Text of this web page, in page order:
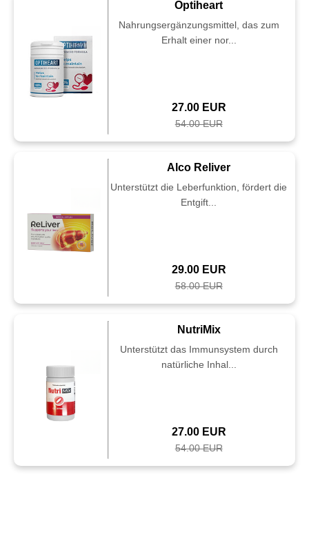
Optiheart
Nahrungsergänzungsmittel, das zum
Erhalt einer nor...
27.00 EUR
54.00 EUR
Alco Reliver
Unterstützt die Leberfunktion, fördert die
Entgift...
29.00 EUR
58.00 EUR
NutriMix
Unterstützt das Immunsystem durch
natürliche Inhal...
27.00 EUR
54.00 EUR